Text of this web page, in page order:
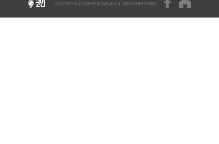
COPYRIGHT ⓒ2026BY BCSDLab ALL RIGHTS RESERVED.